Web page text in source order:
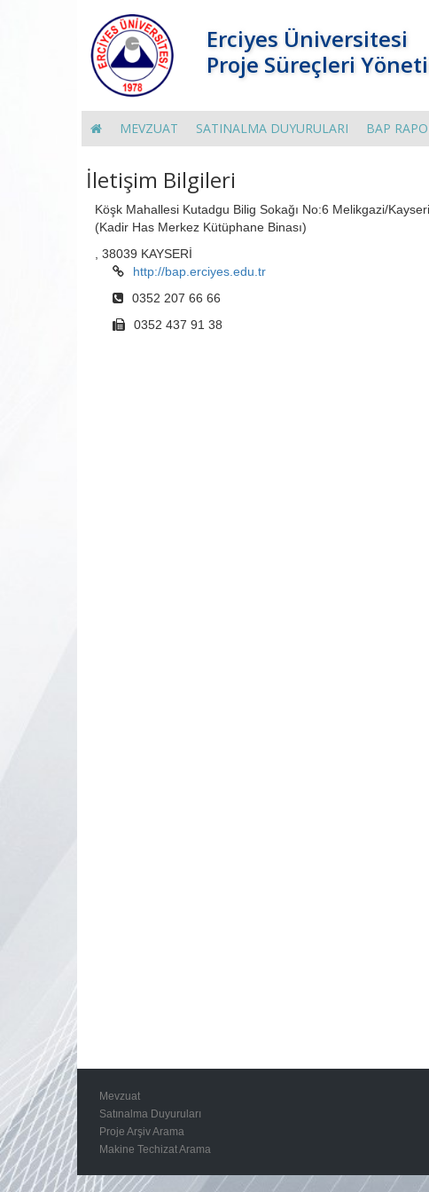
Erciyes Üniversitesi
Proje Süreçleri
MEVZUAT SATINALMA DUYURULARI BAP
İletişim Bilgileri
Köşk Mahallesi Kutadgu Bilig Sokağı No:6 Melikgazi/Kayseri
(Kadir Has Merkez Kütüphane Binası)
, 38039 KAYSERİ
http://bap.erciyes.edu.tr
0352 207 66 66
0352 437 91 38
Mevzuat
Satınalma Duyuruları
Proje Arşiv Arama
Makine Techizat Arama